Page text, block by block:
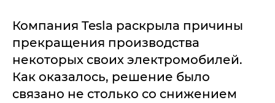
Компания Tesla раскрыла причины
прекращения производства
некоторых своих электромобилей.
Как оказалось, решение было
связано не столько со снижением